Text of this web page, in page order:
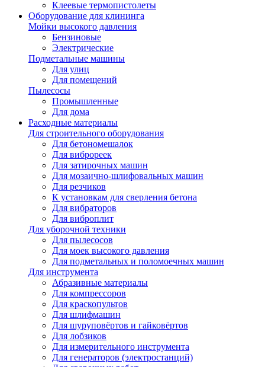
Клеевые термопистолеты
Оборудование для клининга
Мойки высокого давления
Бензиновые
Электрические
Подметальные машины
Для улиц
Для помещений
Пылесосы
Промышленные
Для дома
Расходные материалы
Для строительного оборудования
Для бетономешалок
Для виброреек
Для затирочных машин
Для мозаично-шлифовальных машин
Для резчиков
К установкам для сверления бетона
Для вибраторов
Для виброплит
Для уборочной техники
Для пылесосов
Для моек высокого давления
Для подметальных и поломоечных машин
Для инструмента
Абразивные материалы
Для компрессоров
Для краскопультов
Для шлифмашин
Для шуруповёртов и гайковёртов
Для лобзиков
Для измерительного инструмента
Для генераторов (электростанций)